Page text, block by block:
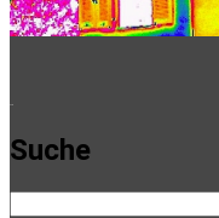
Suche